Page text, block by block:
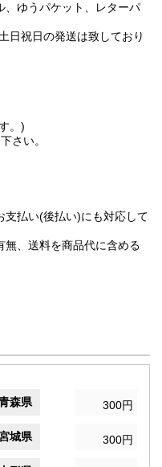
、ゆうパケット、レターパ
日祝日の発送は致しており
。)
さい。
支払い(後払い)にも対応して
無、送料を商品代に含める
森県 300円
城県 300円